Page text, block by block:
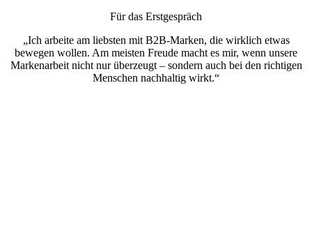
Für das Erstgespräch
„Ich arbeite am liebsten mit B2B-Marken, die wirklich etwas
bewegen wollen. Am meisten Freude macht es mir, wenn unsere
Markenarbeit nicht nur überzeugt – sondern auch bei den richtigen
Menschen nachhaltig wirkt.“